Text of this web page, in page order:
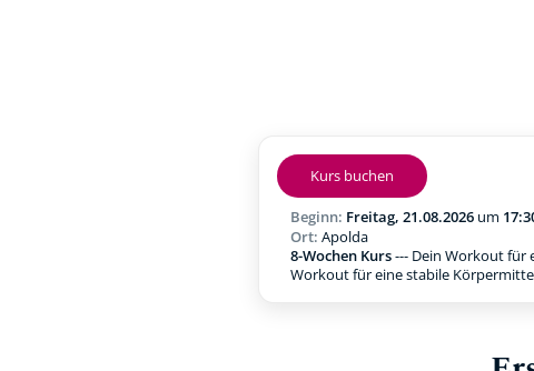
Kurs buchen
Beginn: Freitag, 21.08.2026 um
Ort: Apolda
8-Wochen Kurs--- Dein Workout für
Workout für eine stabile